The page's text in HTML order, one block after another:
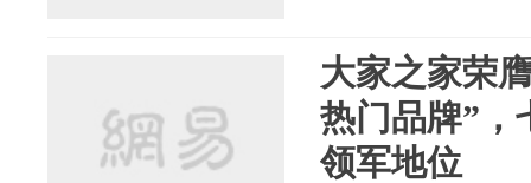
大家之家荣
热门品牌”，
领军地位